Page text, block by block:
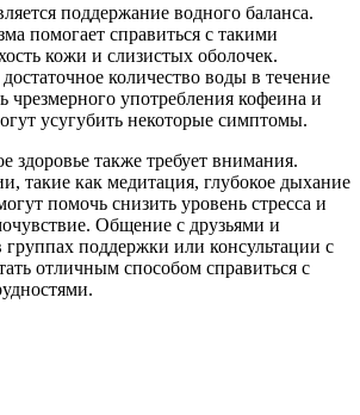
поддержание водного баланса.
помогает справиться с такими
кожи и слизистых оболочек.
количество воды в течение
чрезмерного употребления кофеина и
усугубить некоторые симптомы.
здоровье также требует внимания.
такие как медитация, глубокое дыхание
помочь снизить уровень стресса и
Общение с друзьями и
группах поддержки или консультации с
отличным способом справиться с